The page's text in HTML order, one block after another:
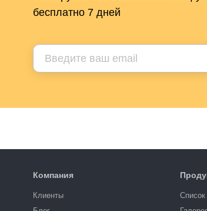
бесплатно 7 дней
Компания
Клиенты